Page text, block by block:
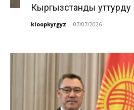
Кыргызстанды уттурду
kloopkyrgyz - 07/07/2026